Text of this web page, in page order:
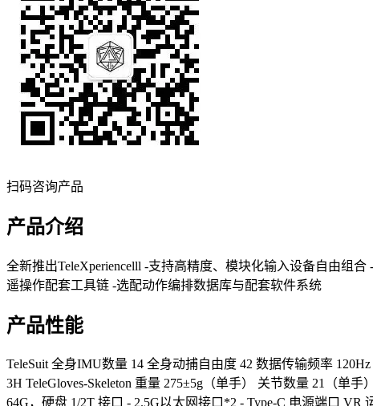
扫码咨询产品
产品介绍
全新推出TeleXperiencelll -支持高精度、模块化输入设备自由组
遥操作配套工具链 -选配动作编排数据库与配套软件系统
产品性能
TeleSuit 全身IMU数量 14 全身动捕自由度 42 数据传输频率
3H TeleGloves-Skeleton 重量 275±5g（单手） 关节数量 21（单
64G，硬盘 1/2T 接口 - 2.5G以太网接口*2 - Type-C 电源端口 VR